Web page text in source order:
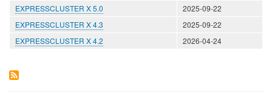
EXPRESSCLUSTER X 5.0
2025-09-22
EXPRESSCLUSTER X 4.3
2025-09-22
EXPRESSCLUSTER X 4.2
2026-04-24